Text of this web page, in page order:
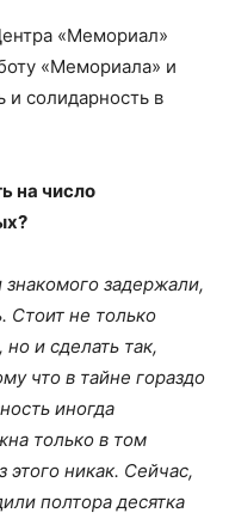
«Мемориал»
«Мемориала» и
и солидарность в
на число
задержали,
Стоит не только
и сделать так,
что в тайне гораздо
иногда
только в том
этого никак. Сейчас,
полтора десятка